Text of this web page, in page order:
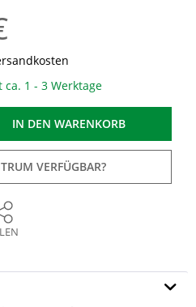
1 - 3 Werktage
IN DEN WARENKORB
VERFÜGBAR?